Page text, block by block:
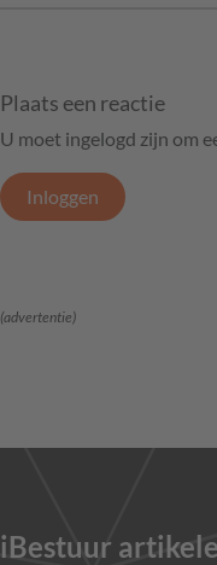
Plaats een reactie
U moet ingelogd zijn om
Inloggen
(advertentie)
iBestuur